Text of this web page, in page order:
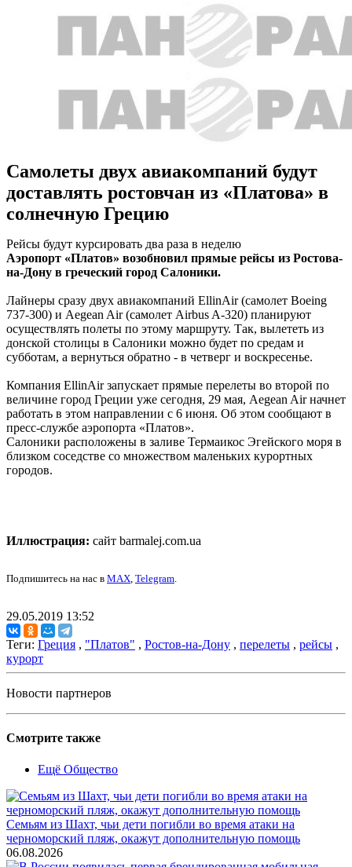
Самолеты двух авиакомпаний будут
доставлять ростовчан из «Платова» в
солнечную Грецию
Рейсы будут курсировать два раза в неделю
Аэропорт «Платов» возобновил прямые рейсы из Ростова-
на-Дону в греческий город Салоники.
Лайнеры сразу двух авиакомпаний EllinAir (самолет Boeing
737-300) и Aegean Air (самолет Airbus A-320) планируют
осуществлять полеты по этому маршруту. Так, вылететь из
донской столицы в Салоники можно будет по средам и
субботам, а вернуться обратно - в четверг и воскресенье.
Компания EllinAir запускает прямые перелеты во второй по
величине город Греции уже сегодня, 29 мая, Aegean Air начнет
работать в этом направлении с 6 июня. Об этом сообщают в
пресс-службе аэропорта «Платов».
Салоники расположены в заливе Термаикос Эгейского моря в
близком соседстве со множеством маленьких курортных
городов.
Иллюстрация: сайт barmalej.com.ua
Подпишитесь на нас в MAX, Telegram.
29.05.2019 13:52
Теги: Греция , "Платов" , Ростов-на-Дону , перелеты , рейсы ,
курорт
Новости партнеров
Смотрите также
Ещё Общество
Семьям из Шахт, чьи дети погибли во время атаки на
черноморский пляж, окажут дополнительную помощь
06.08.2026